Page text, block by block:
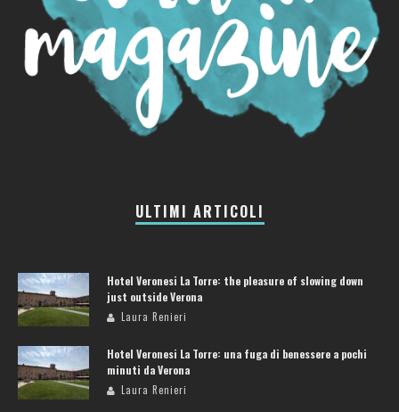
ULTIMI ARTICOLI
Hotel Veronesi La Torre: the pleasure of slowing down
just outside Verona
Laura Renieri
Hotel Veronesi La Torre: una fuga di benessere a pochi
minuti da Verona
Laura Renieri